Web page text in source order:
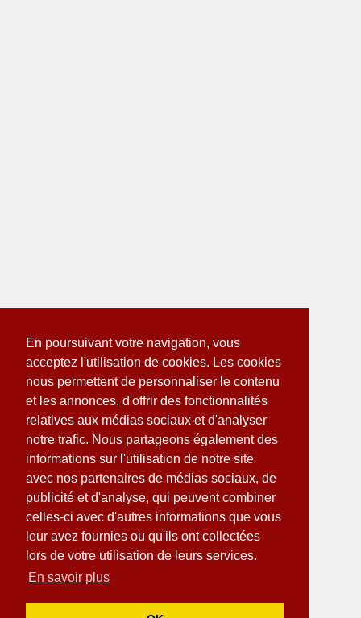
En poursuivant votre navigation, vous
acceptez l'utilisation de cookies. Les cookies
nous permettent de personnaliser le contenu
et les annonces, d'offrir des fonctionnalités
relatives aux médias sociaux et d'analyser
notre trafic. Nous partageons également des
informations sur l'utilisation de notre site
avec nos partenaires de médias sociaux, de
publicité et d'analyse, qui peuvent combiner
celles-ci avec d'autres informations que vous
leur avez fournies ou qu'ils ont collectées
lors de votre utilisation de leurs services.
En savoir plus